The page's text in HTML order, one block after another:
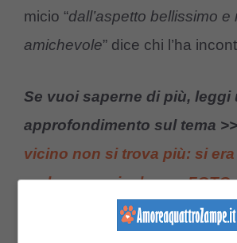
micio “dall’aspetto bellissimo e
amichevole” dice chi l’ha
Se vuoi saperne di più, leggi
approfondimento sul tema
vicino non si trova più: si
un luogo pericoloso – FOTO
presidentedel Barunga